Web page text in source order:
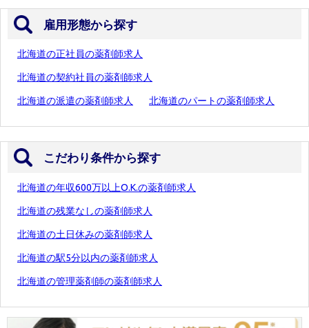
雇用形態から探す
北海道の正社員の薬剤師求人
北海道の契約社員の薬剤師求人
北海道の派遣の薬剤師求人 北海道のパートの薬剤師求人
こだわり条件から探す
北海道の年収600万以上O.K.の薬剤師求人
北海道の残業なしの薬剤師求人
北海道の土日休みの薬剤師求人
北海道の駅5分以内の薬剤師求人
北海道の管理薬剤師の薬剤師求人